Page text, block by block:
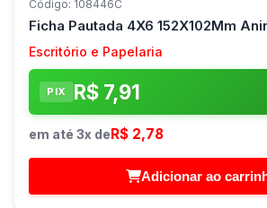
Código: 108446C
Ficha Pautada 4X6 152X102Mm
Escritório e Papelaria
PIX R$ 7,91
em até 3x deR$ 2,78
Adicionar ao